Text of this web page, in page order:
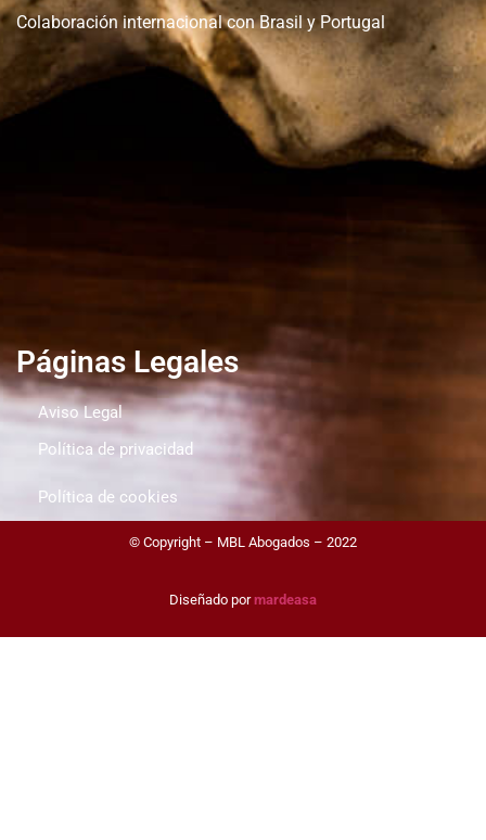
Colaboración internacional con Brasil y Portugal
Páginas Legales
Aviso Legal
Política de privacidad
Política de cookies
© Copyright – MBL Abogados – 2022
Diseñado pormardeasa